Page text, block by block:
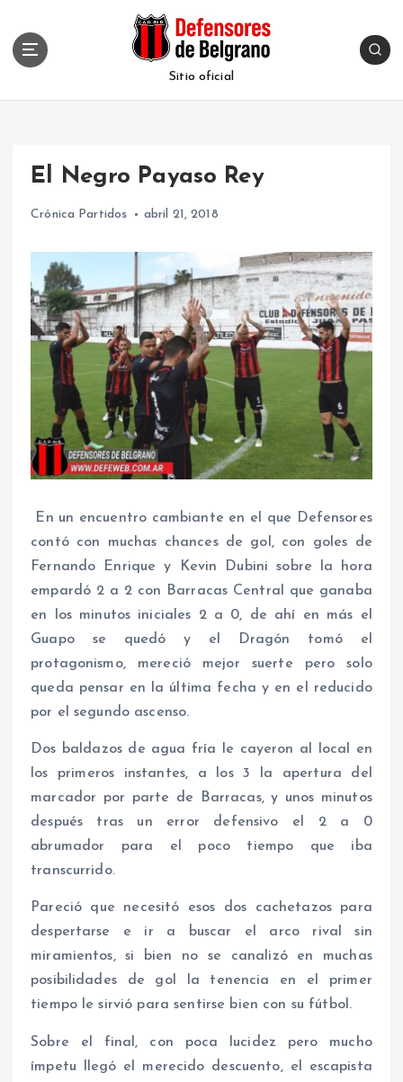
Sitio oficial
El Negro Payaso Rey
Crónica Partidos abril 21, 2018
En un encuentro cambiante en el que Defensores
contó con muchas chances de gol, con goles de
Fernando Enrique y Kevin Dubini sobre la hora
empardó 2 a 2 con Barracas Central que ganaba
en los minutos iniciales 2 a 0, de ahí en más el
Guapo se quedó y el Dragón tomó el
protagonismo, mereció mejor suerte pero solo
queda pensar en la última fecha y en el reducido
por el segundo ascenso.
Dos baldazos de agua fría le cayeron al local en
los primeros instantes, a los 3 la apertura del
marcador por parte de Barracas, y unos minutos
después tras un error defensivo el 2 a 0
abrumador para el poco tiempo que iba
transcurrido.
Pareció que necesitó esos dos cachetazos para
despertarse e ir a buscar el arco rival sin
miramientos, si bien no se canalizó en muchas
posibilidades de gol la tenencia en el primer
tiempo le sirvió para sentirse bien con su fútbol.
Sobre el final, con poca lucidez pero mucho
ímpetu llegó el merecido descuento, el escapista